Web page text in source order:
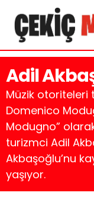
Adil
Müzik otoriteleri
Domenico
Modugno”
turizmci Adil
Akbaşoğlu’nu
yaşıyor.